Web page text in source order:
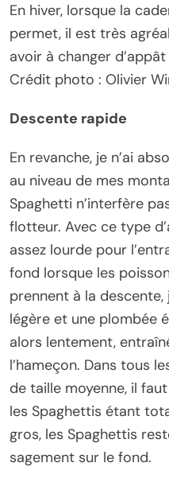
En hiver, lorsque la
permet, il est très
avoir à changer
Crédit photo : Olivier
Descente rapide
En revanche, je n’ai
au niveau de mes
Spaghetti n’interfère
flotteur. Avec ce type
assez lourde pour
fond lorsque les
prennent à la descente,
légère et une plombée
alors lentement,
l’hameçon. Dans tous
de taille moyenne, il
les Spaghettis étant
gros, les Spaghettis
sagement sur le fond.